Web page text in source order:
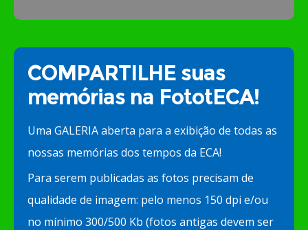
COMPARTILHE suas
memórias na FototECA!
Uma GALERIA aberta para a exibição de todas as
nossas memórias dos tempos da ECA!
Para serem publicadas as fotos precisam de
qualidade de imagem: pelo menos 150 dpi e/ou
no mínimo 300/500 Kb (fotos antigas devem ser